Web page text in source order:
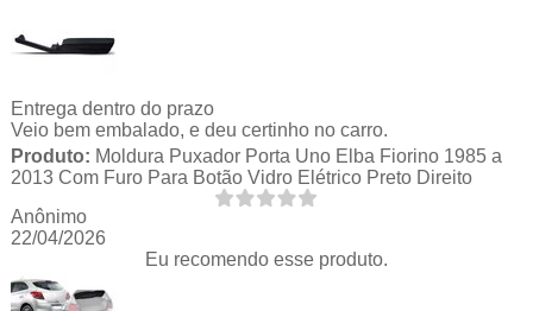
Entrega dentro do prazo
Veio bem embalado, e deu certinho no carro.
Produto: Moldura Puxador Porta Uno Elba Fiorino 1985 a
2013 Com Furo Para Botão Vidro Elétrico Preto Direito
Anônimo
22/04/2026
Eu recomendo esse produto.